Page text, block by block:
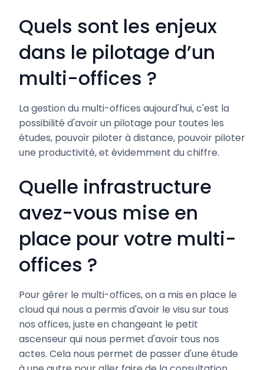
Quels sont les enjeux
dans le pilotage d’un
multi-offices ?
La gestion du multi-offices aujourd'hui, c'est la
possibilité d'avoir un pilotage pour toutes les
études, pouvoir piloter à distance, pouvoir piloter
une productivité, et évidemment du chiffre.
Quelle infrastructure
avez-vous mise en
place pour votre multi-
offices ?
Pour gérer le multi-offices, on a mis en place le
cloud qui nous a permis d'avoir le visu sur tous
nos offices, juste en changeant le petit
ascenseur qui nous permet d'avoir tous nos
actes. Cela nous permet de passer d'une étude